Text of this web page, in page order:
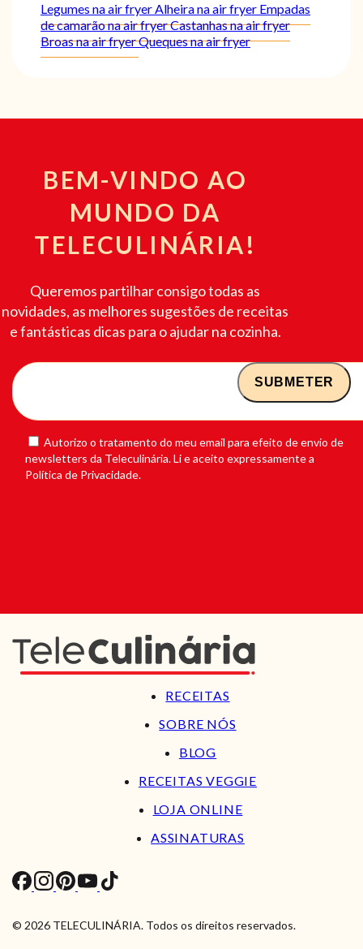
Legumes na air fryerAlheira na air fryer Empadas
de camarão na air fryerCastanhas na air fryer
Broas na air fryerQueques na air fryer
BEM-VINDO AO
MUNDO DA
TELECULINÁRIA!
Queremos partilhar consigo todas as
novidades, as melhores sugestões de receitas
e fantásticas dicas para o ajudar na cozinha.
Autorizo o tratamento do meu email para efeito de envio de
newsletters da Teleculinária. Li e aceito expressamente a
Política de Privacidade.
RECEITAS
SOBRE NÓS
BLOG
RECEITAS VEGGIE
LOJA ONLINE
ASSINATURAS
© 2026 TELECULINÁRIA. Todos os direitos reservados.